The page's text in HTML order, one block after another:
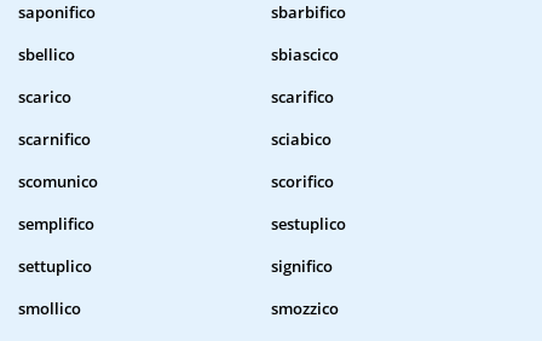
saponifico
sbarbifico
sbellico
sbiascico
scarico
scarifico
scarnifico
sciabico
scomunico
scorifico
semplifico
sestuplico
settuplico
significo
smollico
smozzico